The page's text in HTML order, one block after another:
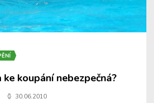
koupání nebezpečná?
30.06.2010